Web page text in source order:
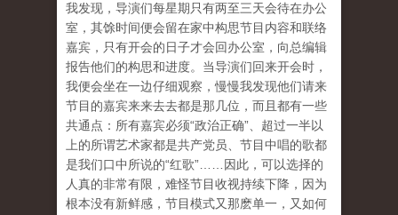
我发现，导演们每星期只有两至三天会待在办公
室，其馀时间便会留在家中构思节目内容和联络
嘉宾，只有开会的日子才会回办公室，向总编辑
报告他们的构思和进度。当导演们回来开会时，
我便会坐在一边仔细观察，慢慢我发现他们请来
节目的嘉宾来来去去都是那几位，而且都有一些
共通点：所有嘉宾必须“政治正确”、超过一半以
上的所谓艺术家都是共产党员、节目中唱的歌都
是我们口中所说的“红歌”……因此，可以选择的
人真的非常有限，难怪节目收视持续下降，因为
根本没有新鲜感，节目模式又那麽单一，又如何